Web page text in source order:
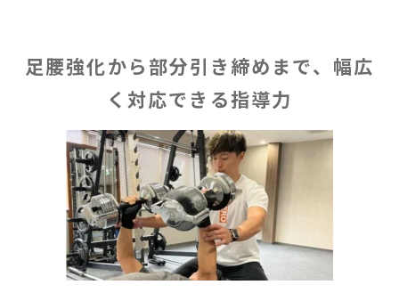
足腰強化から部分引き締めまで、幅広
く対応できる指導力